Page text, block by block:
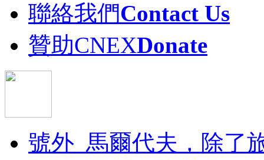
聯絡我們Contact Us
贊助CNEXDonate
號外_馬爾代夫，除了